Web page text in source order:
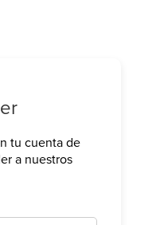
tu cuenta de
a nuestros